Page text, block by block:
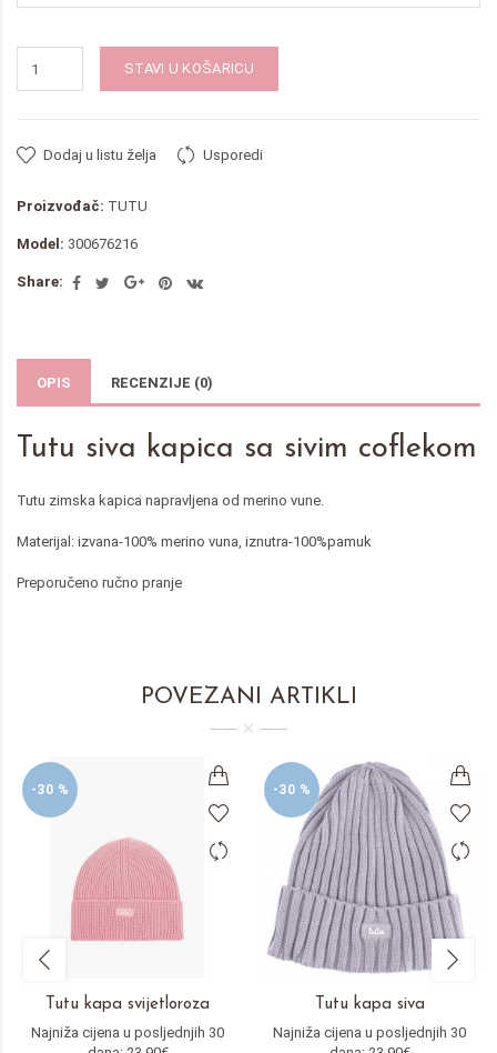
STAVI U KOŠARICU
Dodaj u listu želja Usporedi
Proizvođač: TUTU
Model: 300676216
Share:
OPIS RECENZIJE (0)
Tutu siva kapica sa sivim coflekom
Tutu zimska kapica napravljena od merino vune.
Materijal: izvana-100% merino vuna, iznutra-100%pamuk
Preporučeno ručno pranje
POVEZANI ARTIKLI
-30 %
Tutu kapa svijetloroza
Najniža cijena u posljednjih 30
-30 %
Tutu kapa siva
Najniža cijena u posljednjih 30